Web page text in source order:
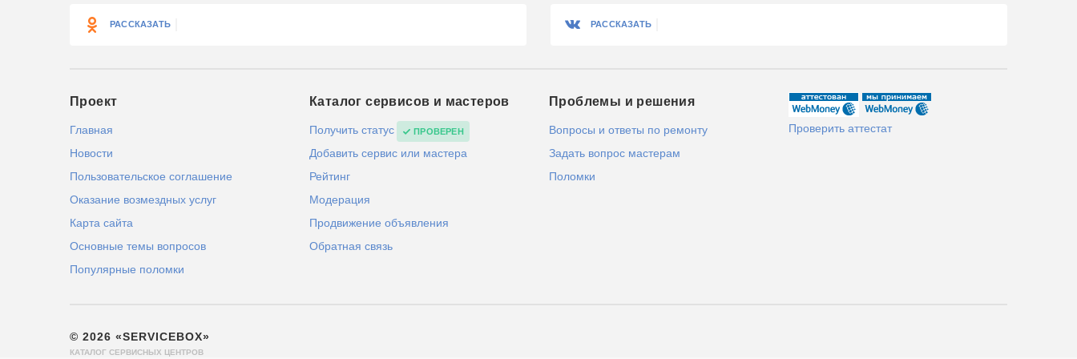
РАССКАЗАТЬ РАССКАЗАТЬ
Проект
Главная
Новости
Пользовательское соглашение
Оказание возмездных услуг
Карта сайта
Основные темы вопросов
Популярные поломки
Каталог сервисов и мастеров
Получить статус ПРОВЕРЕН
Добавить сервис или мастера
Рейтинг
Модерация
Продвижение объявления
Обратная связь
Проблемы и решения
Вопросы и ответы по ремонту
Задать вопрос мастерам
Поломки
Проверить аттестат
© 2026 «SERVICEBOX»
КАТАЛОГ СЕРВИСНЫХ ЦЕНТРОВ